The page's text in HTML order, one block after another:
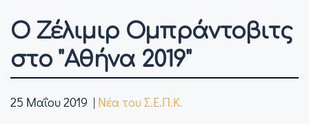
Ο Ζέλιμιρ Ομπράντοβιτς
στο "Αθήνα 2019"
25 Μαΐου 2019 | Νέα του Σ.Ε.Π.Κ.